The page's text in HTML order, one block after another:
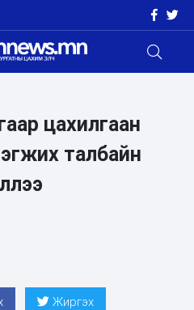
цахилгаан
талбайн
Жиргэх